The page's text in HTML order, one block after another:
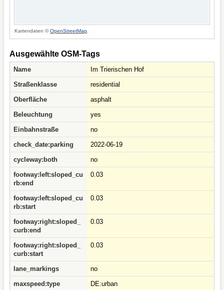
Kartendaten ©OpenStreetMap
Ausgewählte OSM-Tags
Name
Im Trierischen Hof
Straßenklasse
residential
Oberfläche
asphalt
Beleuchtung
yes
Einbahnstraße
no
check_date:parking
2022-06-19
cycleway:both
no
footway:left:sloped_cu
rb:end
0.03
footway:left:sloped_cu
rb:start
0.03
footway:right:sloped_
curb:end
0.03
footway:right:sloped_
curb:start
0.03
lane_markings
no
maxspeed:type
DE:urban